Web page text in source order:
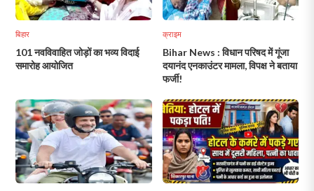
बिहार
101 नवविवाहित जोड़ों का भव्य विदाई
समारोह आयोजित
क्राइम
Bihar News : विधान परिषद में गूंजा
दयानंद एनकाउंटर मामला, विपक्ष ने बताया
फर्जी!